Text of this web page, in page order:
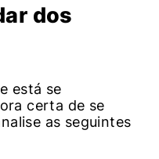
dos
está se
certa de se
as seguintes